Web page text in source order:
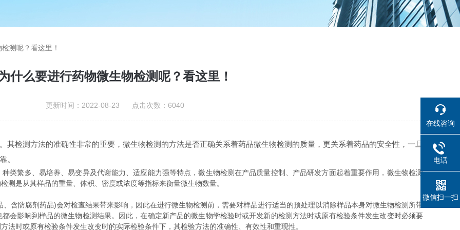
测呢？看这里！
什么要进行药物微生物检测呢？看这里！
更新时间：2022-08-23 点击次数：6040
其检测方法的准确性非常的重要，微生物检测的方法是否正确关系着药品微生物检测的质量，更关系着药品的安全性，一旦
。
繁多、易培养、易变异及代谢能力、适应能力强等特点，微生物检测在产品质量控制、产品研发方面起着重要作用，微生物检测
测是从其样品的重量、体积、密度或浓度等指标来衡量微生物数量。
防腐剂药品)会对检查结果带来影响，因此在进行微生物检测前，需要对样品进行适当的预处理以消除样品本身对微生物检测所带
会影响到样品的微生物检测结果。因此，在确定新产品的微生物学检验时或开发新的检测方法时或原有检验条件发生改变时必须要
法时或原有检验条件发生改变时的实际检验条件下，其检验方法的准确性、有效性和重现性。
在线咨询
电话
微信扫一扫